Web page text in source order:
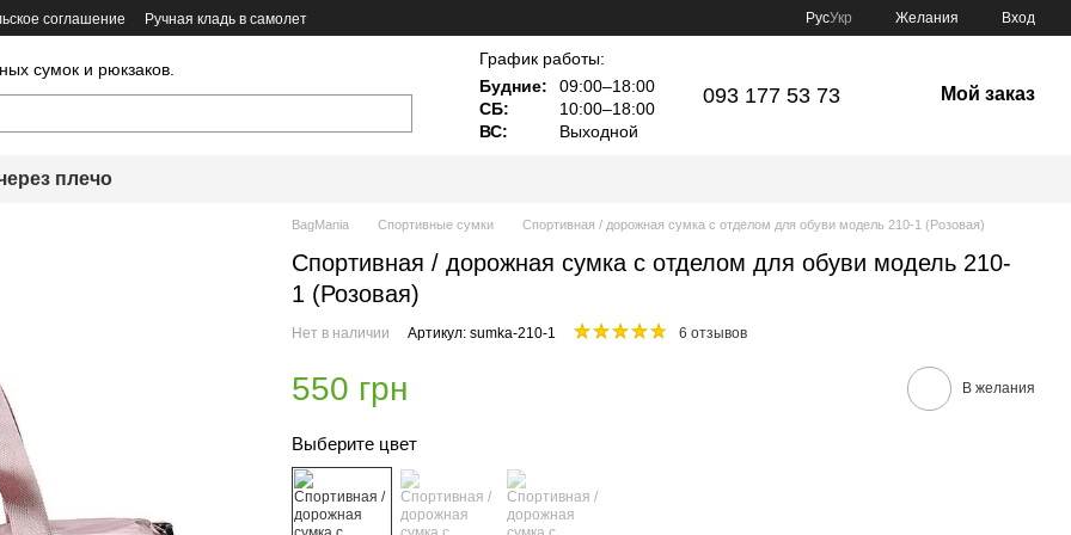
соглашение Ручная кладь в самолет РусУкр Желания Вход
сумок и рюкзаков.
График работы:
Будние:
09:00–18:00
СБ:
10:00–18:00
ВС:
Выходной
093 177 53 73 Мой заказ
плечо
BagMania Спортивные сумки Спортивная / дорожная сумка с отделом для обуви модель 210-1 (Розовая)
Спортивная / дорожная сумка с отделом для обуви модель 210-
1 (Розовая)
Нет в наличии Артикул: sumka-210-1 6 отзывов
550 грн В желания
Выберите цвет